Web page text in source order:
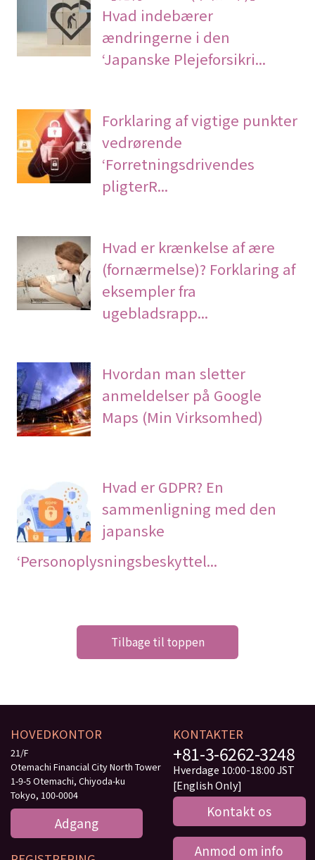
Hvad indebærer
ændringerne i den
‘Japanske Plejeforsikri...
Forklaring af vigtige punkter
vedrørende
‘Forretningsdrivendes
pligterR...
Hvad er krænkelse af ære
(fornærmelse)? Forklaring af
eksempler fra
ugebladsrapp...
Hvordan man sletter
anmeldelser på Google
Maps (Min Virksomhed)
Hvad er GDPR? En
sammenligning med den
japanske
‘Personoplysningsbeskyttel...
Tilbage til toppen
HOVEDKONTOR
21/F
Otemachi Financial City North Tower
1-9-5 Otemachi, Chiyoda-ku
Tokyo, 100-0004
Adgang
KONTAKTER
+81-3-6262-3248
Hverdage 10:00-18:00 JST
[English Only]
Kontakt os
Anmod om info